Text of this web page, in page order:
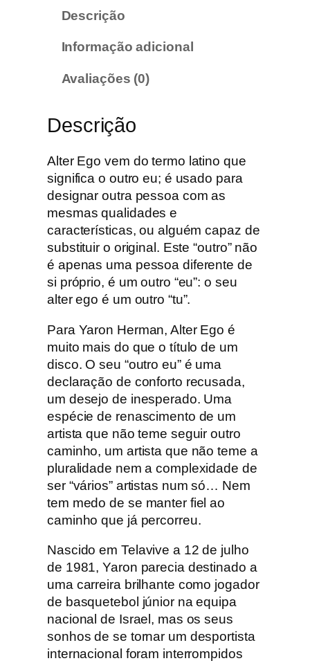
e
m
a
n
–
A
l
t
e
r
g
o
Descrição
Informação adicional
Avaliações (0)
Descrição
Alter Ego vem do termo latino que
significa o outro eu; é usado para
designar outra pessoa com as
mesmas qualidades e
características, ou alguém capaz de
substituir o original. Este “outro” não
é apenas uma pessoa diferente de
si próprio, é um outro “eu”: o seu
alter ego é um outro “tu”.
Para Yaron Herman, Alter Ego é
muito mais do que o título de um
disco. O seu “outro eu” é uma
declaração de conforto recusada,
um desejo de inesperado. Uma
espécie de renascimento de um
artista que não teme seguir outro
caminho, um artista que não teme a
pluralidade nem a complexidade de
ser “vários” artistas num só… Nem
tem medo de se manter fiel ao
caminho que já percorreu.
Nascido em Telavive a 12 de julho
de 1981, Yaron parecia destinado a
uma carreira brilhante como jogador
de basquetebol júnior na equipa
nacional de Israel, mas os seus
sonhos de se tornar um desportista
internacional foram interrompidos